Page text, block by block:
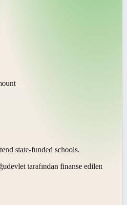
state-funded schools.
devlet tarafından finanse edilen